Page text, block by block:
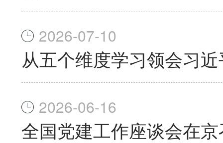
2026-07-10
从五个维度学习领会习
2026-06-16
全国党建工作座谈会在